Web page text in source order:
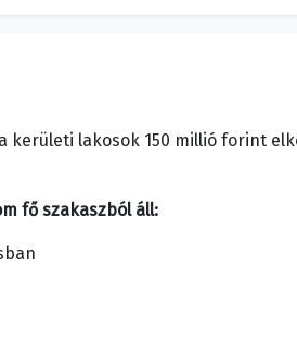
kerületi lakosok 150 millió forint
fő szakaszból áll: